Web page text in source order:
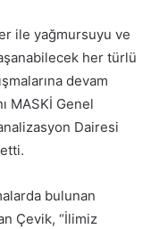
ile yağmursuyu ve
her türlü
devam
MASKİ Genel
Dairesi
bulunan
Çevik, “İlimiz